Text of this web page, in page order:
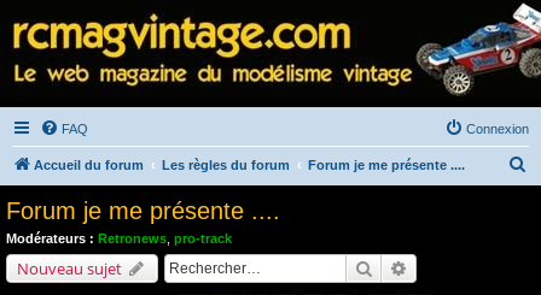
FAQ Connexion
Accueil du forum Les règles du forum Forum je me présente ....
Forum je me présente ....
Modérateurs : Retronews pro-track
Nouveau sujet Rechercher